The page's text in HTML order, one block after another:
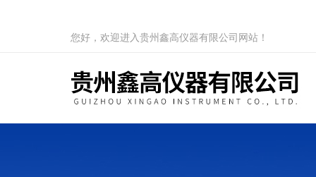
您好，欢迎进入贵州鑫高仪器有限公司网站！